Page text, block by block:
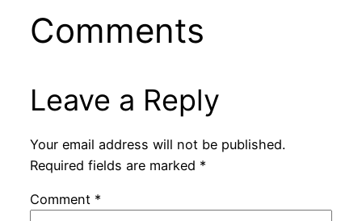
Comments
Leave a Reply
Your email address will not be published.
Required fields are marked *
Comment *